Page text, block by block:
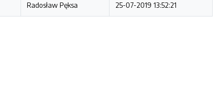
Radosław Pęksa 25-07-2019 13:52:21